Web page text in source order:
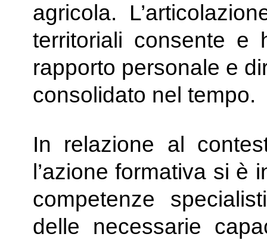
agricola.
territoriali consente
rapporto personale e
consolidato nel tempo.
In relazione al
l’azione formativa si è
competenze
delle necessarie